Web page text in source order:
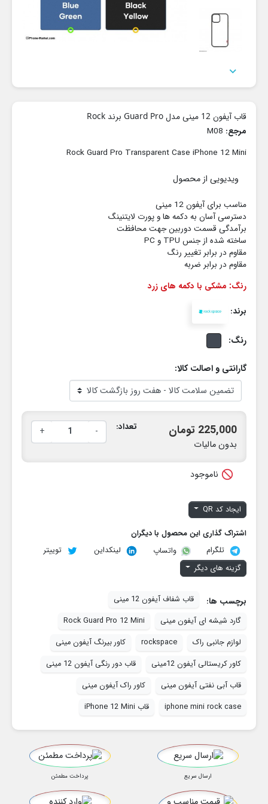

قاب آیفون 12 مینی مدل Guard Pro برند Rock
مرجع:
Rock Guard Pro Transparent Case iPhone 12 Mini
ویدیویی از محصول
مناسب برای آیفون 12 مینی
دسترسی آسان به دکمه ها و پورت لایتنینگ
برآمدگی قسمت دوربین جهت محافظت
ساخته شده از جنس TPU و PC
مقاوم در برابر تغییر رنگ
مقاوم در برابر ضربه
رنگ: مشکی با دکمه های زرد
برند:
رنگ:
گارانتی و اصالت کالا:
225,000 تومان
بدون مالیات
تعداد: -
+
 ناموجود
ایجاد کد QR
اشتراک گذاری این محصول با دیگران
تلگرام
واتساپ لینکداین
توییتر
گزینه های دیگر
برچسب ها:
قاب شفاف آیفون 12 مینی
گارد شیشه ای آیفون مینی
Rock Guard Pro 12 Mini
لوازم جانبی راک
rockspace
کاور بیرنگ آیفون مینی
کاور کریستالی آیفون 12مینی
قاب دور رنگی آیفون 12 مینی
قاب آبی نفتی آیفون مینی
کاور راک آیفون مینی
iphone mini rock case
قاب iPhone 12 Mini
ارسال سریع پرداخت مطمئن